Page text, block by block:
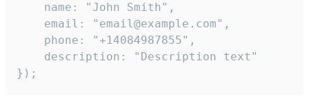
    name: "John Smith",
    email: "email@example.com",
    phone: "+14084987855",
    description: "Description text"
});